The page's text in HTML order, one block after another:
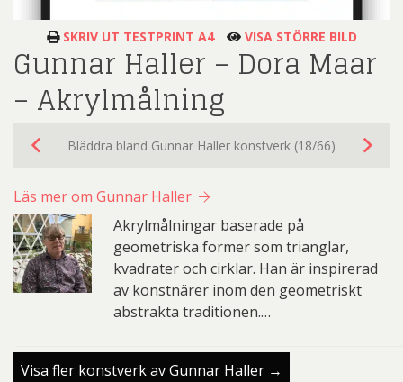
SKRIV UT TESTPRINT A4 VISA STÖRRE BILD
Gunnar Haller – Dora Maar
– Akrylmålning
Bläddra bland Gunnar Haller konstverk (18/66)
Läs mer om Gunnar Haller
Akrylmålningar baserade på
geometriska former som trianglar,
kvadrater och cirklar. Han är inspirerad
av konstnärer inom den geometriskt
abstrakta traditionen.…
Visa fler konstverk av Gunnar Haller →